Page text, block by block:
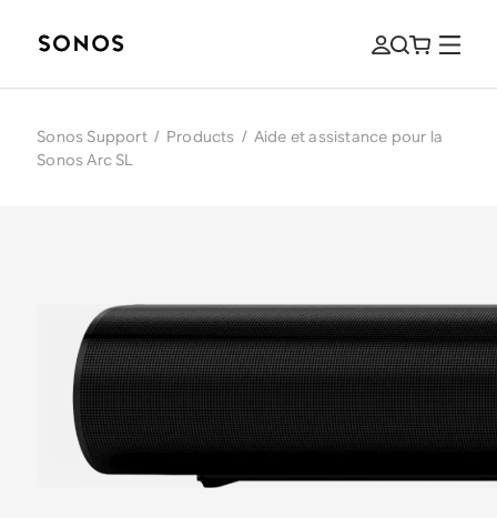
Sonos Support / Products / Aide et assistance pour la
Sonos Arc SL